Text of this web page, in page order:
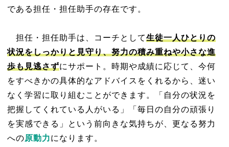
である担任・担任助手の存在です。
担任・担任助手は、コーチとして生徒一人ひとりの
状況をしっかりと見守り、努力の積み重ねや小さな進
歩も見逃さずにサポート。 時期や成績に応じて、今何
をすべきかの具体的なアドバイスをくれるから、迷い
なく学習に取り組むことができます。「自分の状況を
把握してくれている人がいる」「毎日の自分の頑張り
を実感できる」という前向きな気持ちが、更なる努力
への原動力になります。